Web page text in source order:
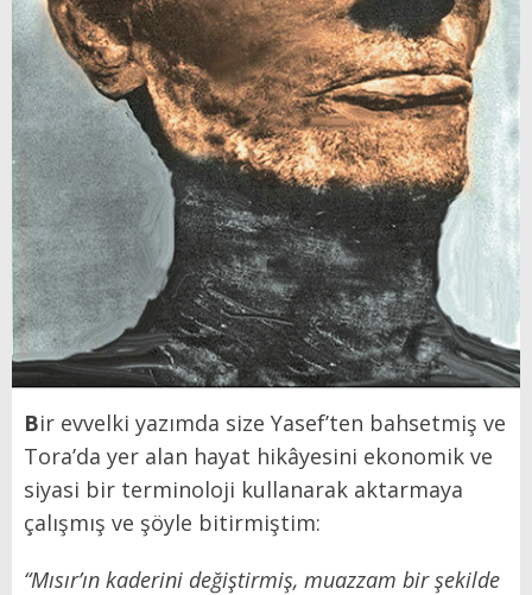
Bir evvelki yazımda size Yasef’ten bahsetmiş ve
Tora’da yer alan hayat hikâyesini ekonomik ve
siyasi bir terminoloji kullanarak aktarmaya
çalışmış ve şöyle bitirmiştim:
“Mısır’ın kaderini değiştirmiş, muazzam bir şekilde